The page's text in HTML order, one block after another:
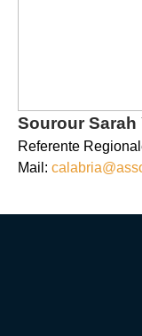
Sourour Sarah
Referente
Mail: